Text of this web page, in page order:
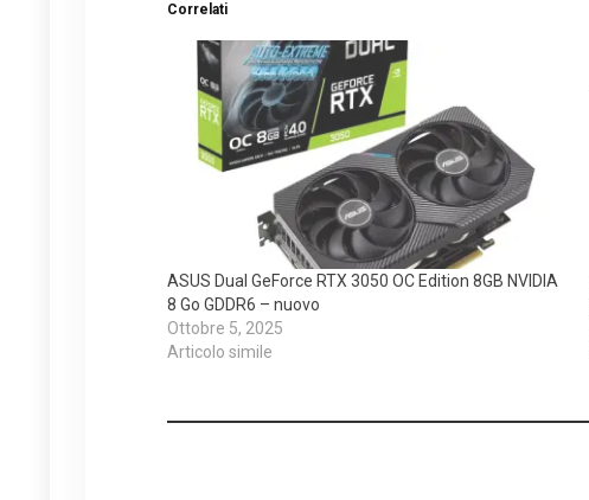
Correlati
ASUS Dual GeForce RTX 3050 OC Edition 8GB NVIDIA
8 Go GDDR6 – nuovo
Ottobre 5, 2025
Articolo simile